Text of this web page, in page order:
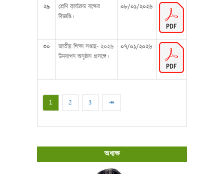
২৯
শ্রেণি কার্যক্রম বন্ধের
বিজ্ঞপ্তি।
০৮/০১/২০২৬
৩০
জাতীয় শিক্ষা সপ্তাহ- ২০২৬
উদযাপন অনুষ্ঠান প্রসঙ্গে।
০৭/০১/২০২৬
1 2 3 ↠
অধ্যক্ষ